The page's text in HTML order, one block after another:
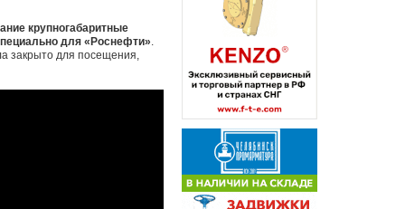
крупногабаритные
для «Роснефти».
закрыто для посещения,